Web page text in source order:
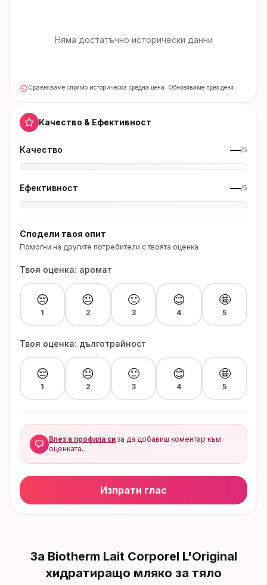
Няма достатъчно исторически данни
Сравняваме спрямо историческа средна цена. Обновяваме през деня.
Качество & Ефективност
Качество —/5
Ефективност —/5
Сподели твоя опит
Помогни на другите потребители с твоята оценка
Твоя оценка: аромат
😔
1
😐
2
🙂
3
😊
4
🤩
5
Твоя оценка: дълготрайност
😔
1
😐
2
🙂
3
😊
4
🤩
5
Влез в профила си за да добавиш коментар към
оценката.
Изпрати глас
За Biotherm Lait Corporel L'Original
хидратиращо мляко за тяло